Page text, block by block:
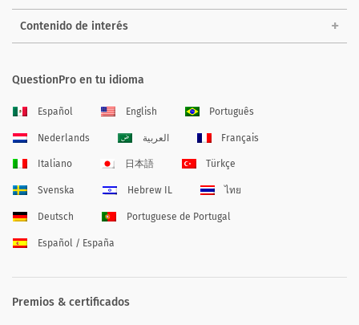
Contenido de interés
QuestionPro en tu idioma
Español English Português
Nederlands العربية Français
Italiano 日本語 Türkçe
Svenska Hebrew IL ไทย
Deutsch Portuguese de Portugal
Español / España
Premios & certificados